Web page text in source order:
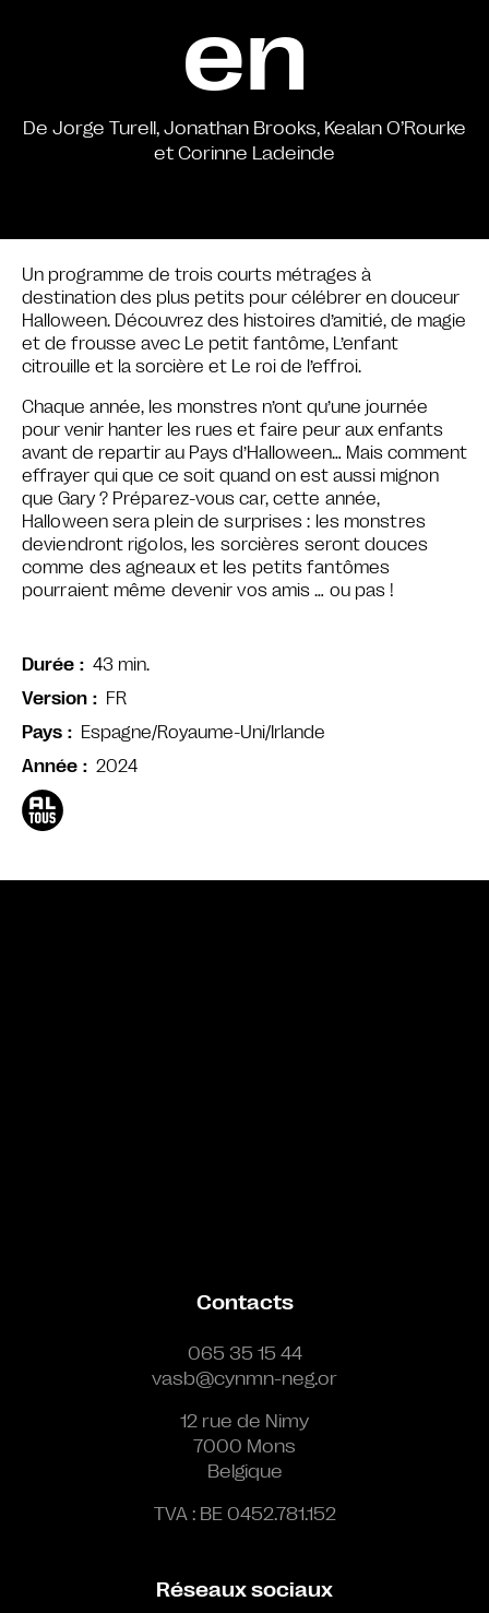
en
De Jorge Turell, Jonathan Brooks, Kealan O’Rourke
et Corinne Ladeinde
Un programme de trois courts métrages à
destination des plus petits pour célébrer en douceur
Halloween. Découvrez des histoires d’amitié, de magie
et de frousse avec Le petit fantôme, L’enfant
citrouille et la sorcière et Le roi de l’effroi.
Chaque année, les monstres n’ont qu’une journée
pour venir hanter les rues et faire peur aux enfants
avant de repartir au Pays d’Halloween… Mais comment
effrayer qui que ce soit quand on est aussi mignon
que Gary ? Préparez-vous car, cette année,
Halloween sera plein de surprises : les monstres
deviendront rigolos, les sorcières seront douces
comme des agneaux et les petits fantômes
pourraient même devenir vos amis … ou pas !
Durée
43 min.
Version
FR
Pays
Espagne/Royaume-Uni/Irlande
Année
2024
Contacts
065 35 15 44
vasb@cynmn-neg.or
12 rue de Nimy
7000 Mons
Belgique
TVA : BE 0452.781.152
Réseaux sociaux